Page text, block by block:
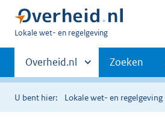
U
hier:
Lokale wet- en regelgeving
Primaire
navigatie
Andere
sites
binnen
Overheid.nl Zoeken
U bent hier: Lokale wet- en regelgeving